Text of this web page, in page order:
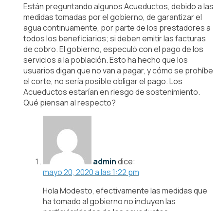
Están preguntando algunos Acueductos, debido a las
medidas tomadas por el gobierno, de garantizar el
agua continuamente, por parte de los prestadores a
todos los beneficiarios; si deben emitir las facturas
de cobro. El gobierno, especuló con el pago de los
servicios a la población. Esto ha hecho que los
usuarios digan que no van a pagar, y cómo se prohíbe
el corte, no sería posible obligar el pago. Los
Acueductos estarían en riesgo de sostenimiento.
Qué piensan al respecto?
admindice:
mayo 20, 2020 a las 1:22 pm
Hola Modesto, efectivamente las medidas que
ha tomado al gobierno no incluyen las